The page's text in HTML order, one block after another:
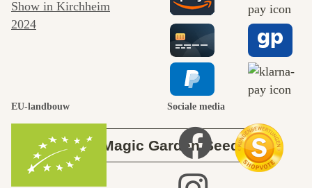
naar onszelf
leidt door de
tuin.
Over Magic Garden Seeds
EU-landbouw Sociale media